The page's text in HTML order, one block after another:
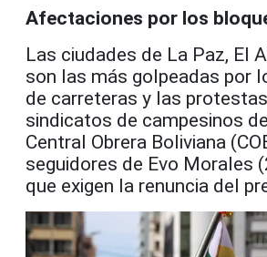
Afectaciones por los
Las ciudades de La Paz, El
son las más golpeadas por
de carreteras y las
sindicatos de campesinos
Central Obrera Boliviana
seguidores de Evo Morales
que exigen la renuncia del